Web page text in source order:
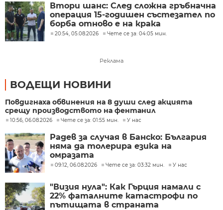
Втори шанс: След сложна гръбначна
операция 15-годишен състезател по
борба отново е на крака
20:54, 05.08.2026 Чете се за: 04:05 мин.
Реклама
ВОДЕЩИ НОВИНИ
Повдигнаха обвинения на 8 души след акцията
срещу производството на фентанил
10:56, 06.08.2026 Чете се за: 01:55 мин. У нас
Радев за случая в Банско: България
няма да толерира езика на
омразата
09:12, 06.08.2026 Чете се за: 03:32 мин. У нас
"Визия нула": Как Гърция намали с
22% фаталните катастрофи по
пътищата в страната